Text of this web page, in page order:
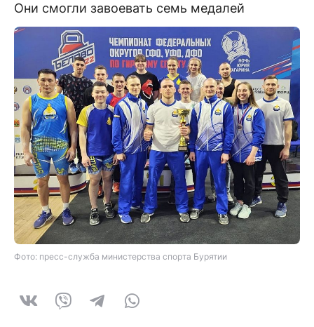
Они смогли завоевать семь медалей
Фото: пресс-служба министерства спорта Бурятии